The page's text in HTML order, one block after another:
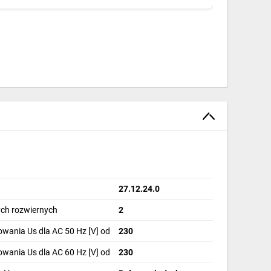
oraz umożliwia łatwy montaż i demontaż.
w różnych systemach elektrycznych.
27.12.24.0
rozwiernych 2
Us dla AC 50 Hz [V] od 230
Us dla AC 60 Hz [V] od 230